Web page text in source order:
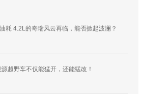
耗 4.2L的奇瑞风云再临，能否掀起波澜？
越野车不仅能猛开，还能猛改！